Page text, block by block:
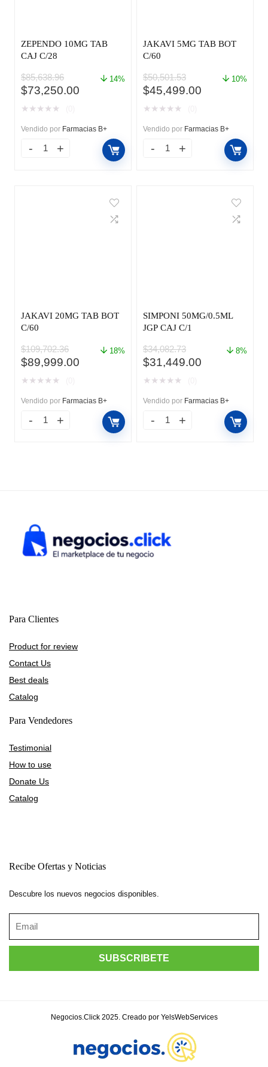
ZEPENDO 10MG TAB
CAJ C/28
$85,638.96
El
precio
era:
$85,638.96.
$73,250.00
es:
$73,250.00.
14%
★ ★ ★ ★ ★
Vendido por Farmacias B+
JAKAVI 5MG TAB BOT
C/60
$50,501.53
El
precio
era:
$50,501.53.
$45,499.00
es:
$45,499.00.
10%
★ ★ ★ ★ ★
Vendido por Farmacias B+
JAKAVI 20MG TAB BOT
C/60
$109,702.36
El
precio
era:
$109,702.36.
$89,999.00
es:
$89,999.00.
18%
★ ★ ★ ★ ★
Vendido por Farmacias B+
SIMPONI 50MG/0.5ML
JGP CAJ C/1
$34,082.73
El
precio
era:
$34,082.73.
$31,449.00
es:
$31,449.00.
8%
★ ★ ★ ★ ★
Vendido por Farmacias B+
Para Clientes
Product for review
Contact Us
Best deals
Catalog
Para Vendedores
Testimonial
How to use
Donate Us
Catalog
Recibe Ofertas y Noticias
Descubre los nuevos negocios disponibles.
Negocios.Click 2025. Creado por YelsWebServices